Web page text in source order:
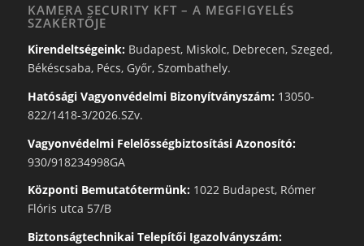
KAMERA SECURITY KFT – A MEGFIGYELÉS
SZAKÉRTŐJE
Kirendeltségeink:Budapest, Miskolc, Debrecen, Szeged,
Békéscsaba, Pécs, Győr, Szombathely.
Hatósági Vagyonvédelmi Bizonyítványszám:13050-
822/1418-3/2026.SZv.
Vagyonvédelmi Felelősségbiztosítási Azonosító:
930/918234998GA
Központi Bemutatótermünk:1022 Budapest, Rómer
Flóris utca 57/B
Biztonságtechnikai Telepítői Igazolványszám: